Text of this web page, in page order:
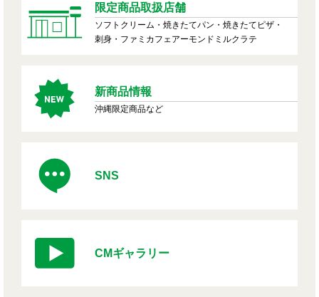
限定商品取扱店舗
ソフトクリーム・焼きたてパン・焼きたてピザ・
刺身・ファミカフェアーモンドミルクラテ
新商品情報
沖縄限定商品など
SNS
CMギャラリー